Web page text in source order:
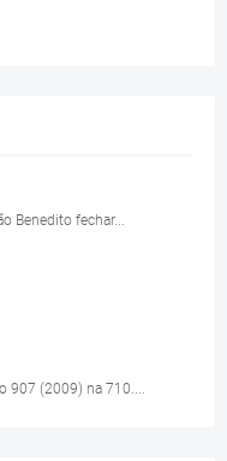
Benedito fechar...
907 (2009) na 710....